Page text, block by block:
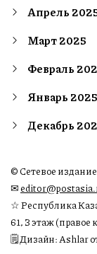
Апрель
Март 2025
Февраль
Январь 2025
Декабрь
© Сетевое
✉︎
☆ Республика
61, 3 этаж (правое
🗒 Дизайн: Ashlar